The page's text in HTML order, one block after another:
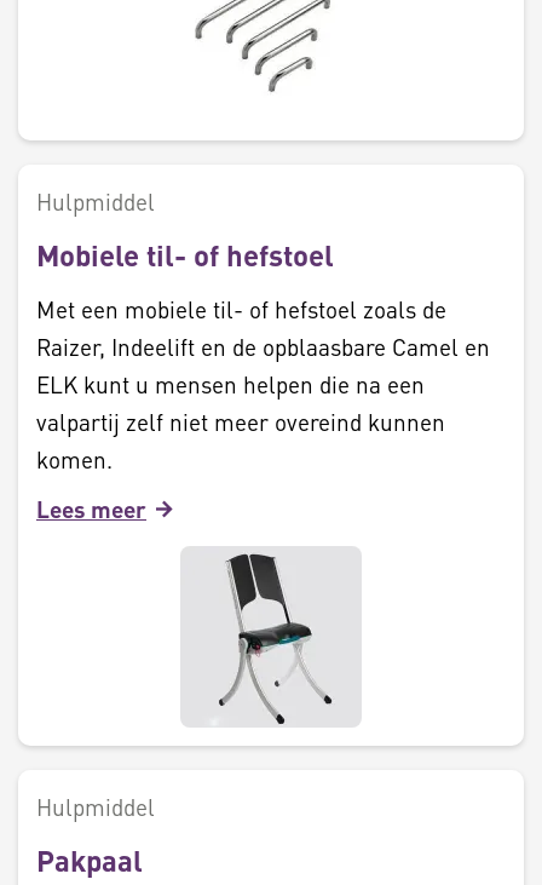
Hulpmiddel
Mobiele til- of hefstoel
Met een mobiele til- of hefstoel zoals de
Raizer, Indeelift en de opblaasbare Camel en
ELK kunt u mensen helpen die na een
valpartij zelf niet meer overeind kunnen
komen.
Lees meer
Hulpmiddel
Pakpaal